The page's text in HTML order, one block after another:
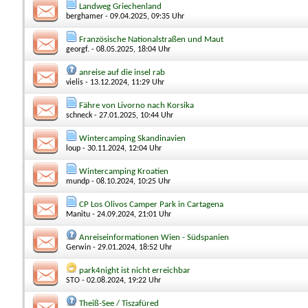
Landweg Griechenland
berghamer - 09.04.2025, 09:35 Uhr
Französische Nationalstraßen und Maut
georgf. - 08.05.2025, 18:04 Uhr
anreise auf die insel rab
vielis - 13.12.2024, 11:29 Uhr
Fähre von Livorno nach Korsika
schneck- 27.01.2025, 10:44 Uhr
Wintercamping Skandinavien
loup - 30.11.2024, 12:04 Uhr
Wintercamping Kroatien
mundp - 08.10.2024, 10:25 Uhr
CP Los Olivos Camper Park in Cartagena
Manitu - 24.09.2024, 21:01 Uhr
Anreiseinformationen Wien - Südspanien
Gerwin - 29.01.2024, 18:52 Uhr
park4night ist nicht erreichbar
STO - 02.08.2024, 19:22 Uhr
Theiß-See / Tiszafüred